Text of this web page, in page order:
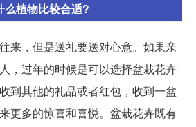
么植物比较合适?
来，但是送礼要送对心意。如果亲
，过年的时候是可以选择盆栽花卉
到其他的礼品或者红包，收到一盆
更多的惊喜和喜悦。盆栽花卉既有